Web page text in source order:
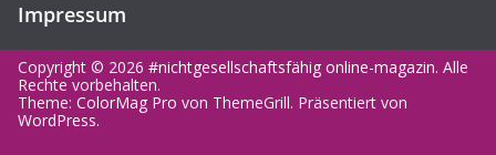
Impressum
Copyright © 2026 #nichtgesellschaftsfähig online-magazin. Alle
Rechte vorbehalten.
Theme: ColorMag Pro von ThemeGrill. Präsentiert von
WordPress.